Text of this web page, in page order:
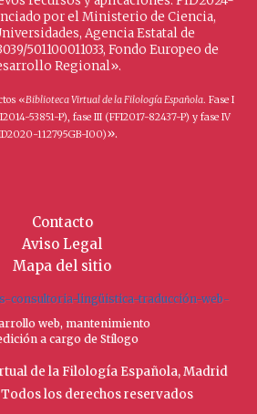
por el Ministerio de Ciencia,
Agencia Estatal de
501100011033, Fondo Europeo de
Regional».
«Biblioteca Virtual de la Filología Española. Fase I
53851-P), fase III (FFI2017-82437-P) y fase IV
112795GB-I00)».
Contacto
Aviso Legal
Mapa del sitio
web, mantenimiento
a cargo de Stílogo
de la Filología Española, Madrid
los derechos reservados